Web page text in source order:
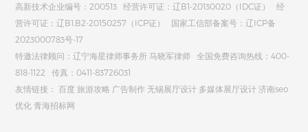
高新技术企业编号：200513 经营许可证：辽B1-20130020（IDC证） 经
营许可证：辽B1.B2-20150257（ICP证） 国家工信部备案号：辽ICP备
2023000783号-17
特邀法律顾问：辽宁海星律师事务所 马晓军律师 全国免费咨询热线：400-
818-1122 传真：0411-83726031
友情链接：百度 旅游攻略 广告制作 无锡展厅设计 多媒体展厅设计 济南seo
优化 青海招标网